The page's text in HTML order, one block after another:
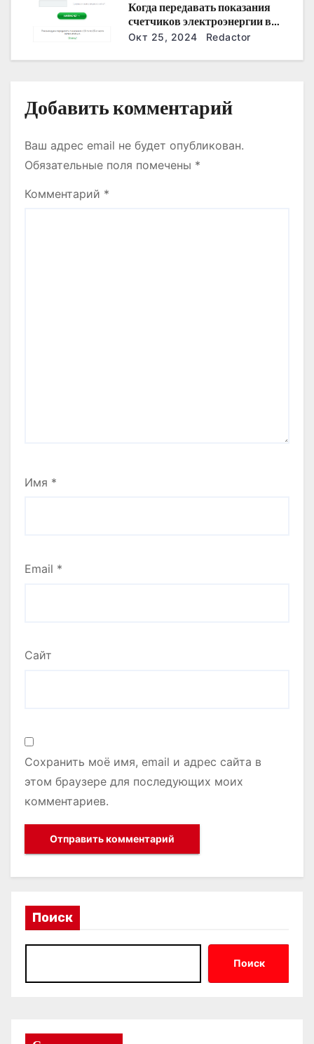
я
Когда передавать показания
счетчиков электроэнергии в
Дзержинске?
Окт 25, 2024 Redactor
Добавить комментарий
Ваш адрес email не будет опубликован.
Обязательные поля помечены *
Комментарий *
Имя *
Email *
Сайт
Сохранить моё имя, email и адрес сайта в
этом браузере для последующих моих
комментариев.
Поиск
Поиск